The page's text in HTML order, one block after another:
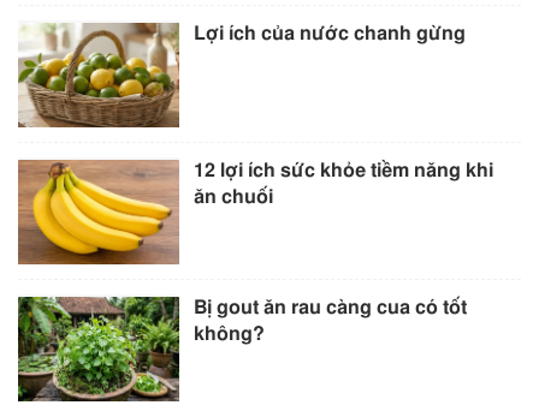
Lợi ích của nước chanh gừng
12 lợi ích sức khỏe tiềm năng khi
ăn chuối
Bị gout ăn rau càng cua có tốt
không?